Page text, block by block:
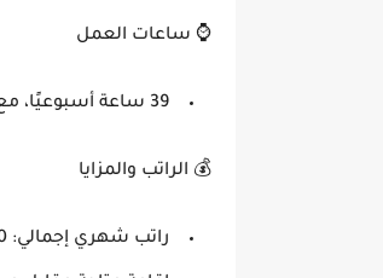
⌚ ساعات العمل
39 ساعة أسبوعيًا ،
💰 الراتب والمزايا
راتب شهري إجمالي: 2,048.80 يورو